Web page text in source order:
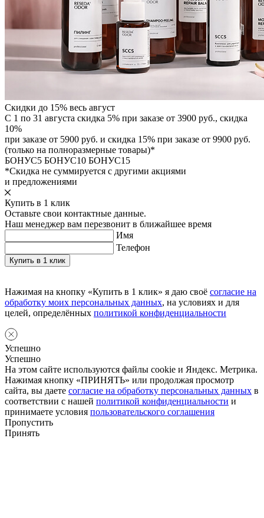
Скидки до 15% весь август
С 1 по 31 августа скидка 5% при заказе от 3900 руб., скидка
10%
при заказе от 5900 руб. и скидка 15% при заказе от 9900 руб.
(только на полноразмерные товары)*
БОНУС5 БОНУС10 БОНУС15
*Скидка не суммируется с другими акциями
и предложениями
Купить в 1 клик
Оставьте свои контактные данные.
Наш менеджер вам перезвонит в ближайшее время
Имя
Телефон
Нажимая на кнопку «Купить в 1 клик» я даю своё согласие на
обработку моих персональных данных, на условиях и для
целей, определённых политикой конфиденциальности
Успешно
Успешно
На этом сайте используются файлы cookie и Яндекс. Метрика.
Нажимая кнопку «ПРИНЯТЬ» или продолжая просмотр
сайта, вы даете согласие на обработку персональных данных в
соответствии с нашей политикой конфиденциальности и
принимаете условия пользовательского соглашения
Пропустить
Принять